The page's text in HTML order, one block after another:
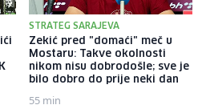
STRATEG SARAJEVA
Zekić pred "domaći" meč u
Mostaru: Takve okolnosti
nikom nisu dobrodošle; sve je
bilo dobro do prije neki dan
55 min